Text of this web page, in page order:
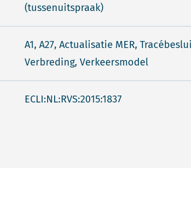
(tussenuitspraak)
A1, A27, Actualisatie MER,
Verbreding, Verkeersmodel
ECLI:NL:RVS:2015:1837